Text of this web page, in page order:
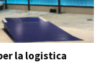
la logistica